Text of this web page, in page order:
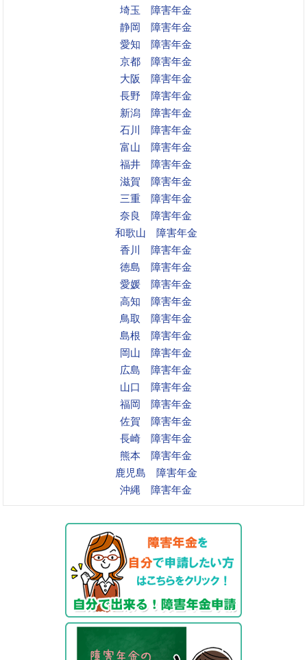
埼玉 障害年金
静岡 障害年金
愛知 障害年金
京都 障害年金
大阪 障害年金
長野 障害年金
新潟 障害年金
石川 障害年金
富山 障害年金
福井 障害年金
滋賀 障害年金
三重 障害年金
奈良 障害年金
和歌山 障害年金
香川 障害年金
徳島 障害年金
愛媛 障害年金
高知 障害年金
鳥取 障害年金
島根 障害年金
岡山 障害年金
広島 障害年金
山口 障害年金
福岡 障害年金
佐賀 障害年金
長崎 障害年金
熊本 障害年金
鹿児島 障害年金
沖縄 障害年金